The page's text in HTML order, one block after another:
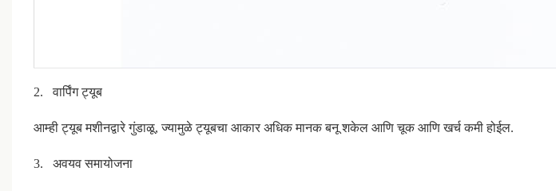
2. वार्पिंग ट्यूब
आम्ही ट्यूब मशीनद्वारे गुंडाळू, ज्यामुळे ट्यूबचा आकार अधिक मानक बनू शकेल आणि चूक आणि खर्च कमी होईल.
3. अवयव समायोजना